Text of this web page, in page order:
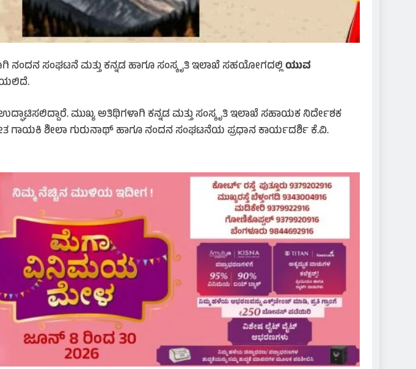
ಸಂಘಟನೆ ಮತ್ತು ಕನ್ನಡ ಹಾಗೂ ಸಂಸ್ಕೃತಿ ಇಲಾಖೆ ಸಹಯೋಗದಲ್ಲಿಯುವ
ಮುಖ್ಯ ಅತಿಥಿಗಳಾಗಿ ಕನ್ನಡ ಮತ್ತು ಸಂಸ್ಕೃತಿ ಇಲಾಖೆ ಸಹಾಯಕ ನಿರ್ದೇಶಕ
ಗಾಯಕಿ ಶೀಲಾ ಗುರುನಾಥ್ ಹಾಗೂ ನಂದನ ಸಂಘಟನೆಯ ಪ್ರಧಾನ ಕಾರ್ಯದರ್ಶಿ ಕೆ.ವಿ.